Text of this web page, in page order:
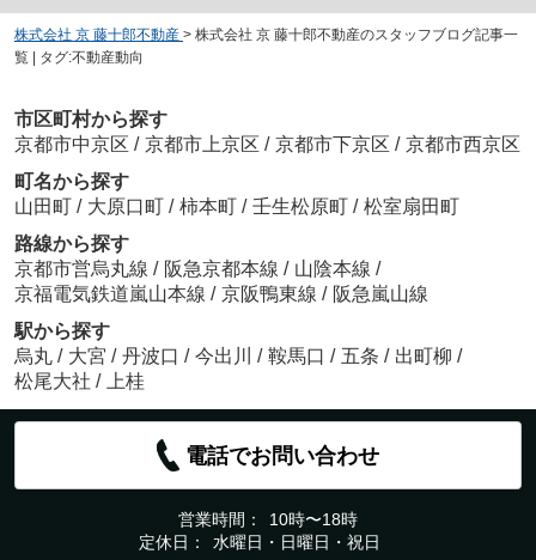
株式会社 京 藤十郎不動産 > 株式会社 京 藤十郎不動産のスタッフブログ記事一
覧 | タグ:不動産動向
市区町村から探す
京都市中京区 / 京都市上京区 / 京都市下京区 / 京都市西京区
町名から探す
山田町 / 大原口町 / 柿本町 / 壬生松原町 / 松室扇田町
路線から探す
京都市営烏丸線 / 阪急京都本線 / 山陰本線 /
京福電気鉄道嵐山本線 / 京阪鴨東線 / 阪急嵐山線
駅から探す
烏丸 / 大宮 / 丹波口 / 今出川 / 鞍馬口 / 五条 / 出町柳 /
松尾大社 / 上桂
電話でお問い合わせ
営業時間：
10時〜18時
定休日：
水曜日・日曜日・祝日